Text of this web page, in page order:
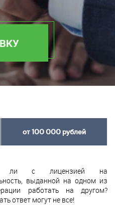
от 100 000 рублей
ли с лицензией на
выданной на одном из
работать на другом?
ответ могут не все!